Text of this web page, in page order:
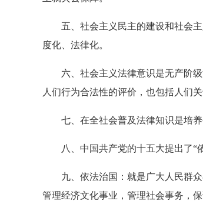
五、社会主义民主的建设和社会主
度化、法律化。
六、社会主义法律意识是无产阶级
人们行为合法性的评价，也包括人们
七、在全社会普及法律知识是培养
八、中国共产党的十五大提出了“依
九、依法治国：就是广大人民群众
管理经济文化事业，管理社会事务，